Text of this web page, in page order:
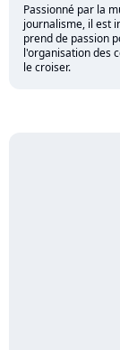
Passionné par la
journalisme, il est
prend de passion
l'organisation des
le croiser.